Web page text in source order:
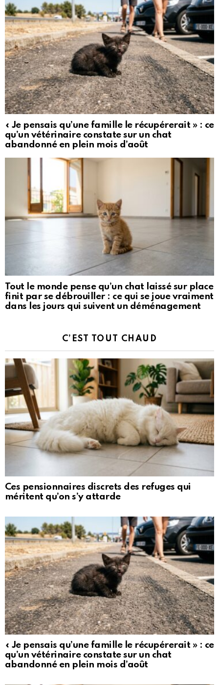
« Je pensais qu’une famille le récupérerait » : ce
qu’un vétérinaire constate sur un chat
abandonné en plein mois d’août
Tout le monde pense qu’un chat laissé sur place
finit par se débrouiller : ce qui se joue vraiment
dans les jours qui suivent un déménagement
C’EST TOUT CHAUD
Ces pensionnaires discrets des refuges qui
méritent qu’on s’y attarde
« Je pensais qu’une famille le récupérerait » : ce
qu’un vétérinaire constate sur un chat
abandonné en plein mois d’août